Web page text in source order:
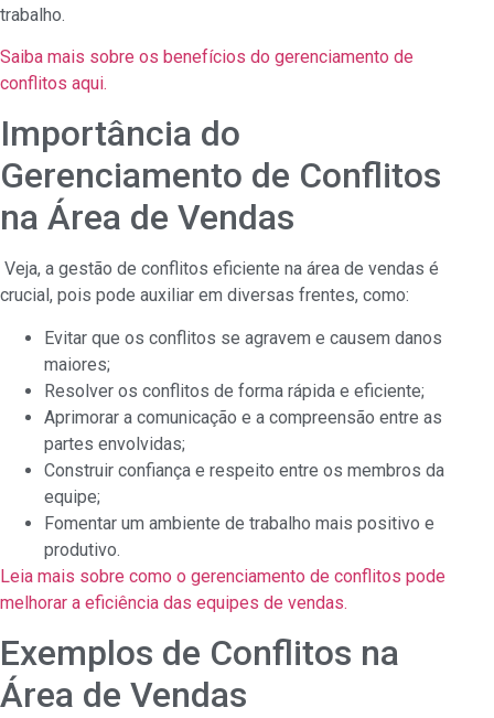
trabalho.
Saiba mais sobre os benefícios do gerenciamento de
conflitos aqui.
Importância do
Gerenciamento de Conflitos
na Área de Vendas
Veja, a gestão de conflitos eficiente na área de vendas é
crucial, pois pode auxiliar em diversas frentes, como:
Evitar que os conflitos se agravem e causem danos
maiores;
Resolver os conflitos de forma rápida e eficiente;
Aprimorar a comunicação e a compreensão entre as
partes envolvidas;
Construir confiança e respeito entre os membros da
equipe;
Fomentar um ambiente de trabalho mais positivo e
produtivo.
Leia mais sobre como o gerenciamento de conflitos pode
melhorar a eficiência das equipes de vendas.
Exemplos de Conflitos na
Área de Vendas